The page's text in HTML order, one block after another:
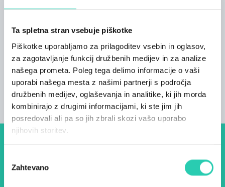
Ta spletna stran vsebuje piškotke
Piškotke uporabljamo za prilagoditev vsebin in oglasov,
za zagotavljanje funkcij družbenih medijev in za analize
našega prometa. Poleg tega delimo informacije o vaši
uporabi našega mesta z našimi partnerji s področja
družbenih medijev, oglaševanja in analitike, ki jih morda
kombinirajo z drugimi informacijami, ki ste jim jih
posredovali ali pa so jih zbrali skozi vašo uporabo
njihovih storitev.
soglasja
Zahtevano
ljubitelje muharjenja je dolina Soče pravi raj.
izkušene ribiče, ribiški vodnik Blaž pa pozna
najbolj skrite in posebne kotičke.
evropske prestolnice kulture